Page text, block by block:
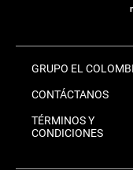
GRUPO EL
CONTÁCTANOS
TÉRMINOS Y
CONDICIONES